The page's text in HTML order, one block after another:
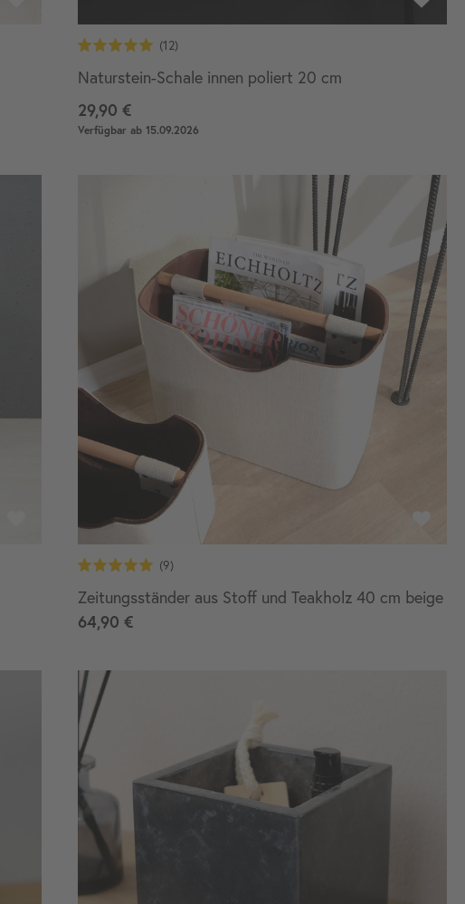
Naturstein-Schale innen poliert 20 cm
29,90 €
Verfügbar ab 15.09.2026
Zeitungsständer aus Stoff und Teakholz 40 cm beige
64,90 €